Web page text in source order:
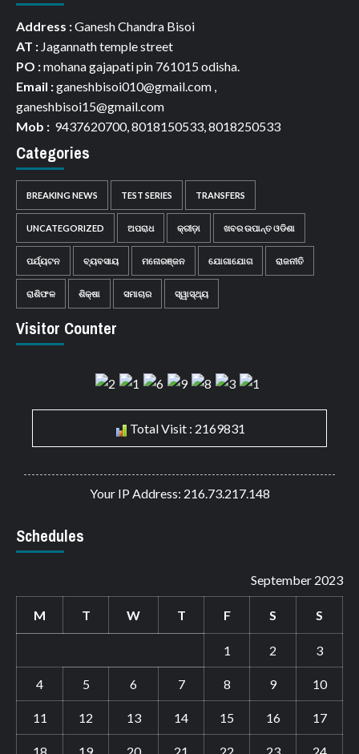
Address :Ganesh Chandra Bisoi
AT : Jagannath temple street
PO :mohana gajapati pin 761015 odisha.
Email :ganeshbisoi010@gmail.com ,
ganeshbisoi15@gmail.com
Mob : 9437620700, 8018150533, 8018250533
Categories
BREAKING NEWS TEST SERIES TRANSFERS
UNCATEGORIZED ଅପରାଧ କ୍ରୀଡ଼ା ଖବର ଉପାନ୍ତ ଓଡିଶା
ପର୍ଯ୍ୟଟନ ବ୍ୟବସାୟ ମନୋରଞ୍ଜନ ଯୋଗାଯୋଗ ରାଜନୀତି
ରାଶିଫଳ ଶିକ୍ଷା ସମାଚାର ସ୍ୱାସ୍ଥ୍ୟ
Visitor Counter
Total Visit : 2169831
Your IP Address: 216.73.217.148
Schedules
September 2023
M T W T F S S
1 2 3
4 5 6 7 8 9 10
11 12 13 14 15 16 17